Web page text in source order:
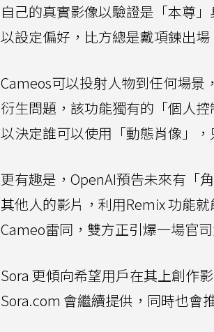
自己的真實影像以驗證是「本尊
以設定偏好，比方總是戴項鍊出
Cameos可以投射人物到任何場景
衍生問題，該功能獨有的「個人
以決定誰可以使用「動態肖像」
更有趣是，OpenAI預告未來有「
其他人的影片，利用Remix 功能
Cameo雷同，雙方正引爆一場官司
Sora 更傾向希望用戶在其上創作
Sora.com 會繼續提供，同時也會